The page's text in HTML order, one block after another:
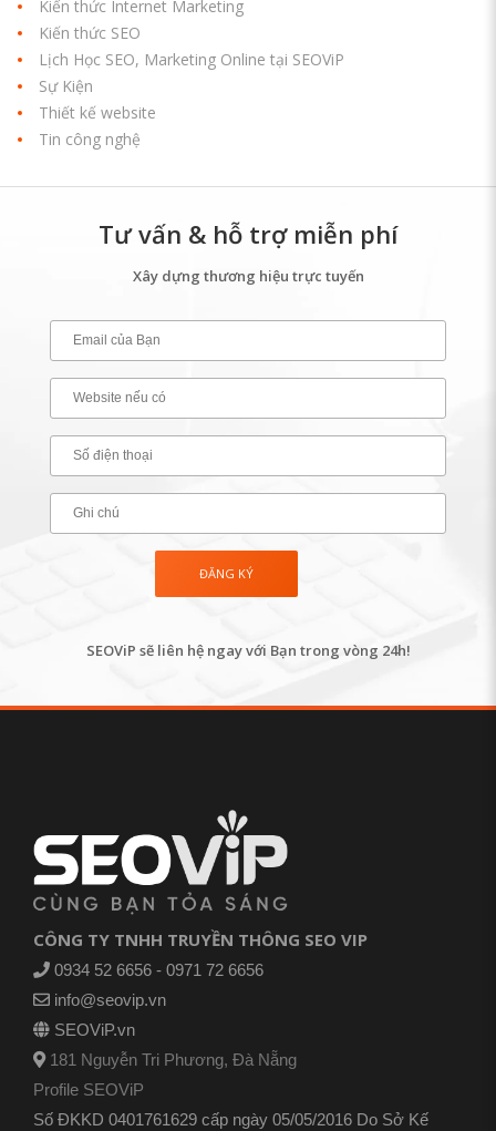
Kiến thức Internet Marketing
Kiến thức SEO
Lịch Học SEO, Marketing Online tại SEOViP
Sự Kiện
Thiết kế website
Tin công nghệ
Tư vấn & hỗ trợ miễn phí
Xây dựng thương hiệu trực tuyến
SEOViP sẽ liên hệ ngay với Bạn trong vòng 24h!
CÔNG TY TNHH TRUYỀN THÔNG SEO VIP
0934 52 6656 - 0971 72 6656
info@seovip.vn
SEOViP.vn
181 Nguyễn Tri Phương, Đà Nẵng
Profile SEOViP
Số ĐKKD 0401761629 cấp ngày 05/05/2016 Do Sở Kế